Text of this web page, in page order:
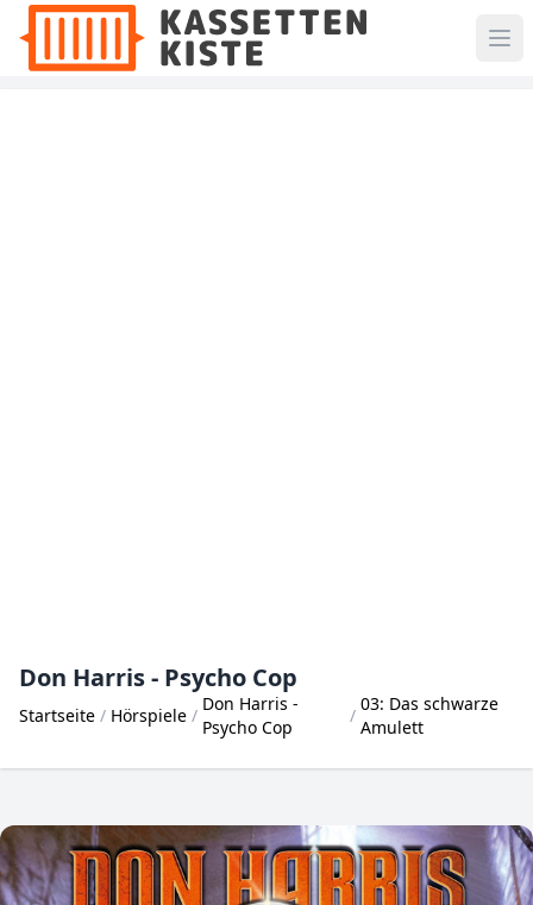
Don Harris - Psycho Cop
Startseite Hörspiele
Don Harris -
Psycho Cop
03: Das schwarze
Amulett